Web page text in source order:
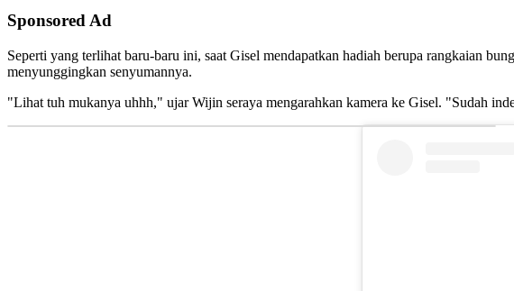
Sponsored Ad
Seperti yang terlihat baru-baru ini, saat Gisel mendapatkan hadiah berupa rangkaian
menyunggingkan senyumannya.
"Lihat tuh mukanya uhhh," ujar Wijin seraya mengarahkan kamera ke Gisel. "Sudah